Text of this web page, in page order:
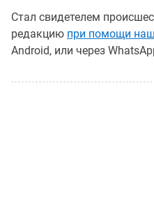
Стал свидетелем
редакцию при помощи
Android, или через